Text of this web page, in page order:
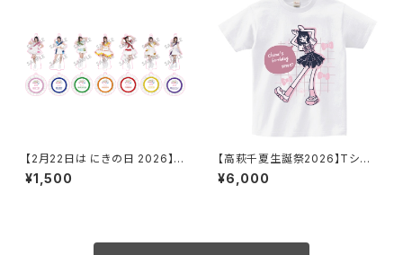
【2月22日は にきの日 2026】キ
ラプリ アクリルスタンドキーホル
ダー
¥1,500
【高萩千夏生誕祭2026】Tシャ
ツ
¥6,000